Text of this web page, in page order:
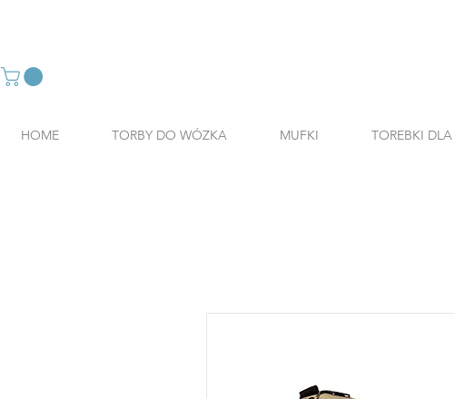
HOME TORBY DO WÓZKA MUFKI TOREBKI